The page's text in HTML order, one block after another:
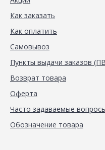
Как заказать
Как оплатить
Самовывоз
Пункты выдачи заказов
Возврат товара
Оферта
Часто задаваемые
Обозначение товара